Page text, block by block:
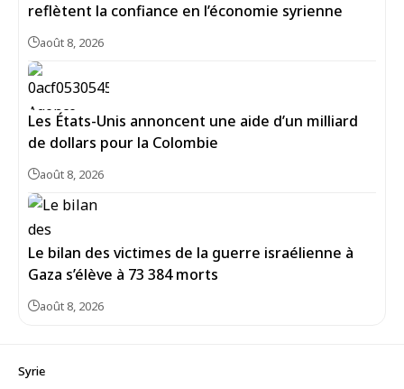
reflètent la confiance en l’économie syrienne
août 8, 2026
Les États-Unis annoncent une aide d’un milliard
de dollars pour la Colombie
août 8, 2026
Le bilan des victimes de la guerre israélienne à
Gaza s’élève à 73 384 morts
août 8, 2026
Syrie